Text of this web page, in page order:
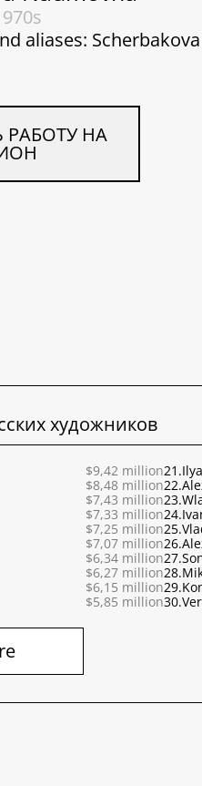
aliases: Scherbakova
НА
художников
$9,42 million
$8,48 million
$7,43 million
$7,33 million
$7,25 million
$7,07 million
$6,34 million
$6,27 million
$6,15 million
$5,85 million
21.
22.
23.
24.
25.
26.
27.
28.
29.
30.